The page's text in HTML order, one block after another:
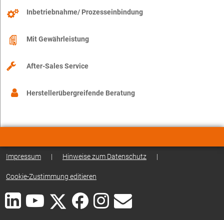
Inbetriebnahme/ Prozesseinbindung
Mit Gewährleistung
After-Sales Service
Herstellerübergreifende Beratung
Impressum | Hinweise zum Datenschutz |
Cookie-Zustimmung editieren